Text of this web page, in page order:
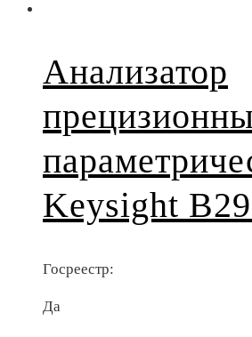
Анализатор
Keysight
Госреестр:
Да